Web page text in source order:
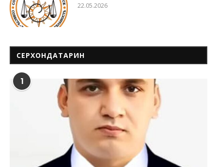
22.05.2026
СЕРХОНДАТАРИН
1